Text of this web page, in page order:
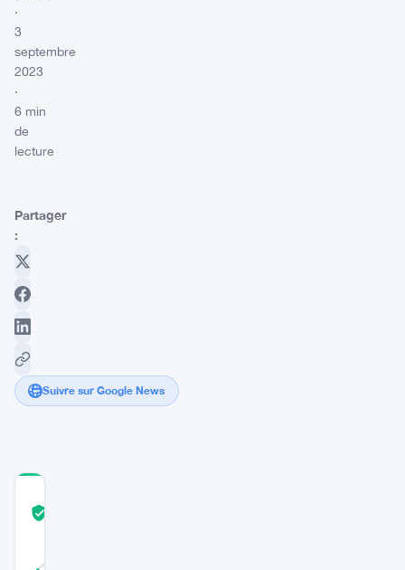
·
3
septembre
2023
·
6 min
de
lecture
Partager
:
Suivre sur Google News